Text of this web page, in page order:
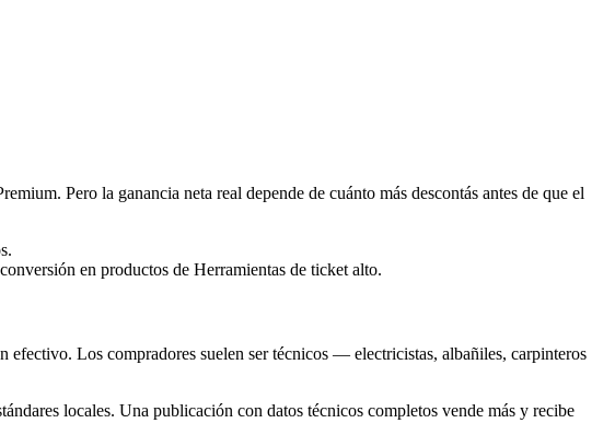
Pero la ganancia neta real depende de cuánto más descontás antes de que el
en productos de Herramientas de ticket alto.
efectivo. Los compradores suelen ser técnicos — electricistas, albañiles, carpinteros
locales. Una publicación con datos técnicos completos vende más y recibe